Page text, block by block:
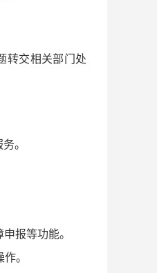
转交相关部门处
。
报等功能。
。